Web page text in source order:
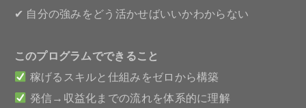
✔ 自分の強みをどう活かせばいいかわからない
このプログラムでできること
稼げるスキルと仕組みをゼロから構築
発信→収益化までの流れを体系的に理解